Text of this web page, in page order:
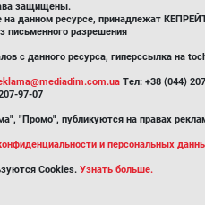
защищены.
на данном ресурсе, принадлежат
письменного разрешения
с данного ресурса, гиперссылка на
Тел: +38 (044)
97-07
"Промо", публикуются на правах
и персональных
Cookies. Узнать больше.